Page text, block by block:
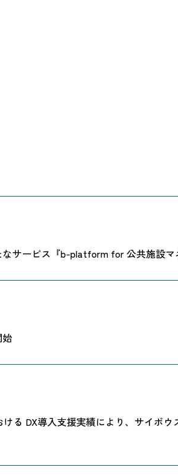
サービス『b-platform for 公共施設
る DX導入支援実績により、サイボ